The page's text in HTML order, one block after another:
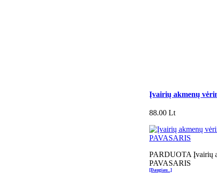
Įvairių akmenų
88.00 Lt
PARDUOTA Įvairių
PAVASARIS
[Daugiau...]